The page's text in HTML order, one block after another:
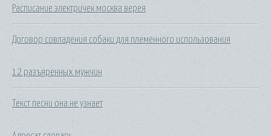
Расписание электричек москва верея
Договор совладения собаки для племенного использования
12 разъяренных мужчин
Текст песни она не узнает